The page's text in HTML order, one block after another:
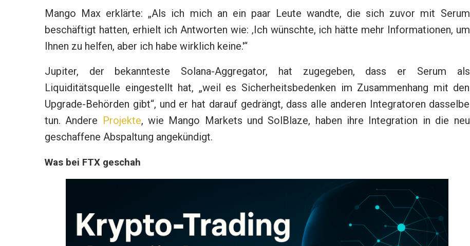
Mango Max erklärte: „Als ich mich an ein paar Leute wandte, die sich zuvor mit Serum
beschäftigt hatten, erhielt ich Antworten wie: ‚Ich wünschte, ich hätte mehr Informationen, um
Ihnen zu helfen, aber ich habe wirklich keine.'“
Jupiter, der bekannteste Solana-Aggregator, hat zugegeben, dass er Serum als
Liquiditätsquelle eingestellt hat, „weil es Sicherheitsbedenken im Zusammenhang mit den
Upgrade-Behörden gibt“, und er hat darauf gedrängt, dass alle anderen Integratoren dasselbe
tun. Andere Projekte, wie Mango Markets und SolBlaze, haben ihre Integration in die neu
geschaffene Abspaltung angekündigt.
Was bei FTX geschah